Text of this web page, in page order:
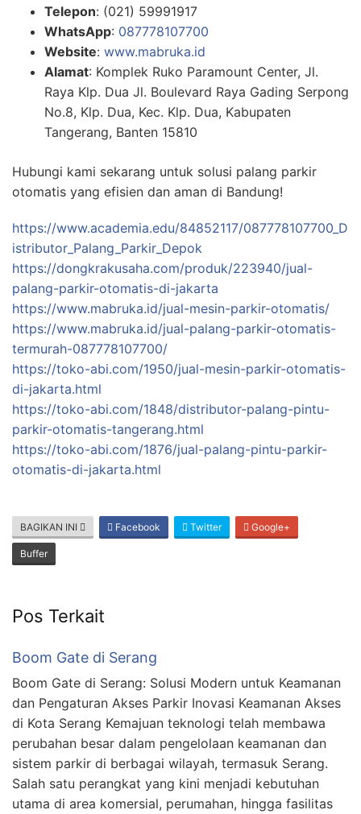
Telepon: (021) 59991917
WhatsApp: 087778107700
Website: www.mabruka.id
Alamat: Komplek Ruko Paramount Center, Jl.
Raya Klp. Dua Jl. Boulevard Raya Gading Serpong
No.8, Klp. Dua, Kec. Klp. Dua, Kabupaten
Tangerang, Banten 15810
Hubungi kami sekarang untuk solusi palang parkir
otomatis yang efisien dan aman di Bandung!
https://www.academia.edu/84852117/087778107700_D
istributor_Palang_Parkir_Depok
https://dongkrakusaha.com/produk/223940/jual-
palang-parkir-otomatis-di-jakarta
https://www.mabruka.id/jual-mesin-parkir-otomatis/
https://www.mabruka.id/jual-palang-parkir-otomatis-
termurah-087778107700/
https://toko-abi.com/1950/jual-mesin-parkir-otomatis-
di-jakarta.html
https://toko-abi.com/1848/distributor-palang-pintu-
parkir-otomatis-tangerang.html
https://toko-abi.com/1876/jual-palang-pintu-parkir-
otomatis-di-jakarta.html
BAGIKAN INI Facebook Twitter Google+
Buffer
Pos Terkait
Boom Gate di Serang
Boom Gate di Serang: Solusi Modern untuk Keamanan
dan Pengaturan Akses Parkir Inovasi Keamanan Akses
di Kota Serang Kemajuan teknologi telah membawa
perubahan besar dalam pengelolaan keamanan dan
sistem parkir di berbagai wilayah, termasuk Serang.
Salah satu perangkat yang kini menjadi kebutuhan
utama di area komersial, perumahan, hingga fasilitas